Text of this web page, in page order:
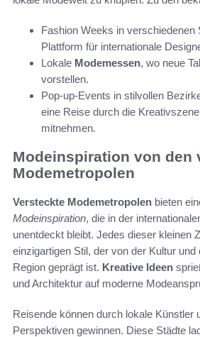
Fashion Weeks in verschiedenen
Plattform für internationale
Lokale Modemessen, wo neue
vorstellen.
Pop-up-Events in stilvollen
eine Reise durch die
mitnehmen.
Modeinspiration von den
Modemetropolen
Versteckte Modemetropolen bieten
Modeinspiration, die in der
unentdeckt bleibt. Jedes dieser kleinen
einzigartigen Stil, der von der Kultur und
Region geprägt ist. Kreative Ideen
und Architektur auf moderne
Reisende können durch lokale Künstler
Perspektiven gewinnen. Diese Städte